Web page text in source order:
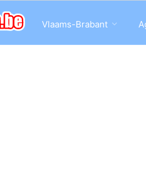
Vlaams-Brabant